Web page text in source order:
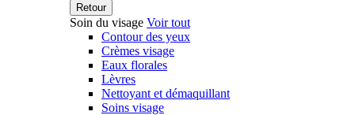
Retour
Soin du visage Voir tout
Contour des yeux
Crèmes visage
Eaux florales
Lèvres
Nettoyant et démaquillant
Soins visage